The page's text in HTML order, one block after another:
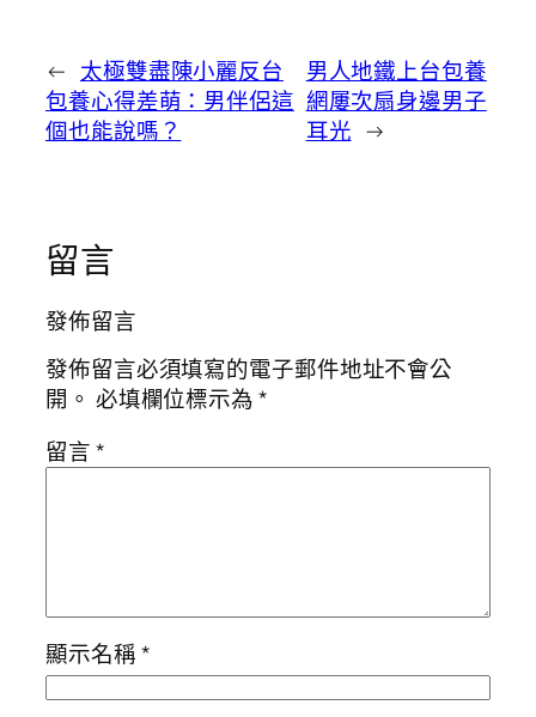
← 太極雙盡陳小麗反台
包養心得差萌：男伴侶這
個也能說嗎？
男人地鐵上台包養
網屢次扇身邊男子
耳光 →
留言
發佈留言
發佈留言必須填寫的電子郵件地址不會公
開。 必填欄位標示為*
留言*
顯示名稱*